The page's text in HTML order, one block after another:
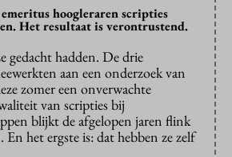
hoogleraren scripties
Het resultaat is verontrustend.
gedacht hadden. De drie
aan een onderzoek van
zomer een onverwachte
van scripties bij
blijkt de afgelopen jaren flink
het ergste is: dat hebben ze zelf